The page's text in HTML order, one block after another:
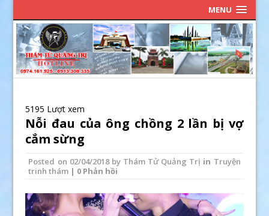
MENU
5195 Lượt xem
Nỗi đau của ông chồng 2 lần bị vợ
cắm sừng
Posted on 02/04/2018by Thám Tử Quảng Trị in Truyện
trinh thám | 0 Phản hồi